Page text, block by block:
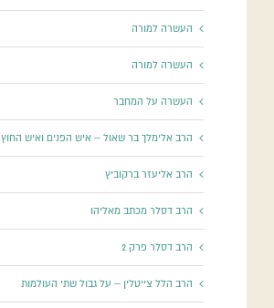
העשרה למורה
העשרה למורה
העשרה על המחבר
הרב אלימלך בר שאול – איש הפנים ואיש החוץ
הרב אליעזר ברקוביץ
הרב דסלר מכתב מאליהו
הרב דסלר פרק 2
הרב הלל צייטלין – על גבול שתי העולמות